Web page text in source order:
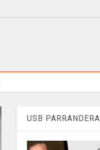
USB PARRANDERA